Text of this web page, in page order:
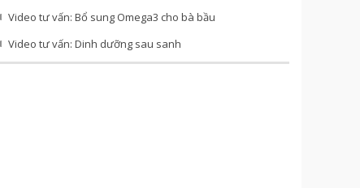
Video tư vấn: Bổ sung Omega3 cho bà bầu
Video tư vấn: Dinh dưỡng sau sanh